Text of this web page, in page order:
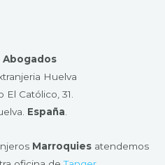
Abogados
Huelva
El Católico, 31.
España.
Marroquies atendemos